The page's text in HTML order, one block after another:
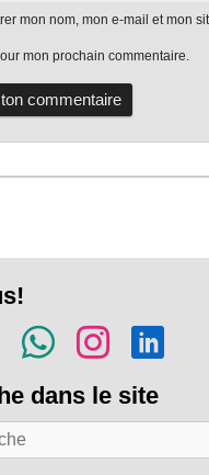
mon nom, mon e-mail et mon
mon prochain commentaire.
nous sur
Regarde-
Rejoins
Suis-
dans le site